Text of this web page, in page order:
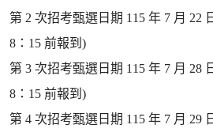
第 2 次招考甄選日期 115 年 7 月 22
8：15 前報到)
第 3 次招考甄選日期 115 年 7 月 28
8：15 前報到)
第 4 次招考甄選日期 115 年 7 月 29